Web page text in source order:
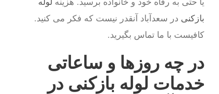
یا حتی به رفاه خود و خانواده برسید. هزینه لوله
بازکنی در سعدآباد آنقدر نیست که فکر می کنید.
کافیست با ما تماس بگیرید.
در چه روزها و ساعاتی
خدمات لوله بازکنی در